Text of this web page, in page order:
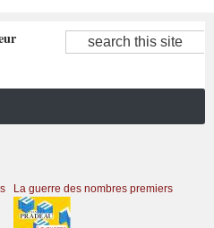
Search
La guerre des nombres premiers